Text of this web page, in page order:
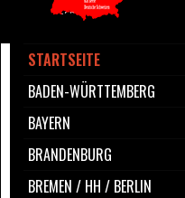
STARTSEITE
BADEN-WÜRTTEMBERG
BAYERN
BRANDENBURG
BREMEN / HH / BERLIN